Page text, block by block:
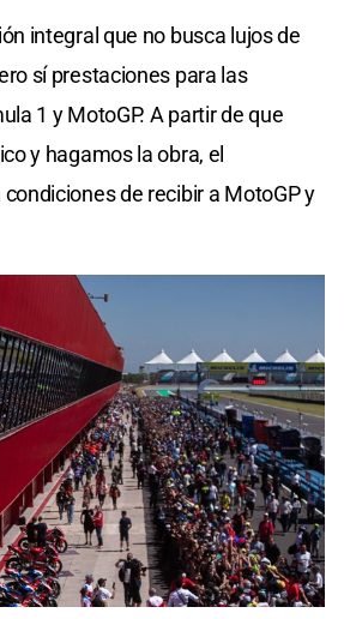
integral que no busca lujos de
sí prestaciones para las
1 y MotoGP. A partir de que
y hagamos la obra, el
de recibir a MotoGP y